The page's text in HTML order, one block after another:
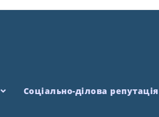
Соціально-ділова репутація